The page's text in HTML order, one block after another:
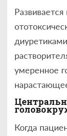
умеренное
Когда